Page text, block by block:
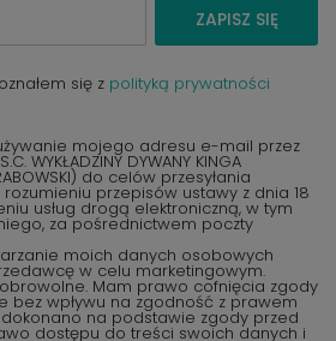
ZAPISZ SIĘ
się z polityką prywatności
mojego adresu e-mail przez
WYKŁADZINY DYWANY KINGA
do celów przesyłania
przepisów ustawy z dnia 18
usług drogą elektroniczną, w tym
za pośrednictwem poczty
moich danych osobowych
w celu marketingowym.
Mam prawo cofnięcia zgody
wpływu na zgodność z prawem
na podstawie zgody przed
dostępu do treści swoich danych i